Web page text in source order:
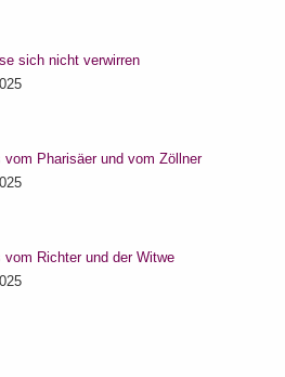
sich nicht verwirren
vom Pharisäer und vom Zöllner
vom Richter und der Witwe